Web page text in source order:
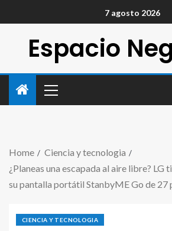
7 agosto 2026
Espacio
Home
Ciencia y tecnologia
¿Planeas una escapada al aire libre? LG
su pantalla portátil StanbyME Go de 27
CIENCIA Y TECNOLOGIA